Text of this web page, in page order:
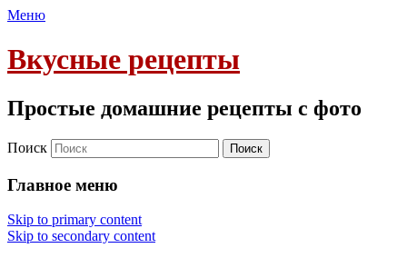
Меню
Вкусные рецепты
Простые домашние рецепты с фото
Поиск
Главное меню
Skip to primary content
Skip to secondary content